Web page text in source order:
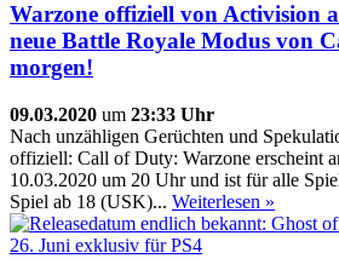
Warzone offiziell von Activision
neue Battle Royale Modus von
morgen!
09.03.2020 um 23:33 Uhr
Nach unzähligen Gerüchten und
offiziell: Call of Duty: Warzone erscheint
10.03.2020 um 20 Uhr und ist für alle
Spiel ab 18 (USK)... Weiterlesen »